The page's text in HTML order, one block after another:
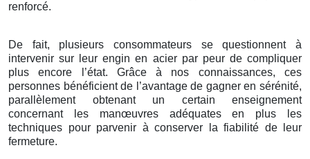
renforcé.
De fait, plusieurs consommateurs se questionnent à
intervenir sur leur engin en acier par peur de compliquer
plus encore l’état. Grâce à nos connaissances, ces
personnes bénéficient de l’avantage de gagner en sérénité,
parallèlement obtenant un certain enseignement
concernant les manœuvres adéquates en plus les
techniques pour parvenir à conserver la fiabilité de leur
fermeture.